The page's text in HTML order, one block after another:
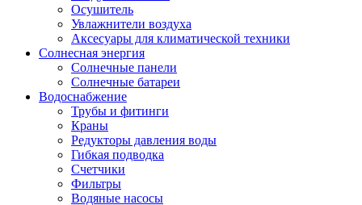
Осушитель
Увлажнители воздуха
Аксесуары для климатической техники
Солнесная энергия
Cолнечные панели
Солнечные батареи
Водоснабжение
Трубы и фитинги
Краны
Редукторы давления воды
Гибкая подводка
Счетчики
Фильтры
Водяные насосы